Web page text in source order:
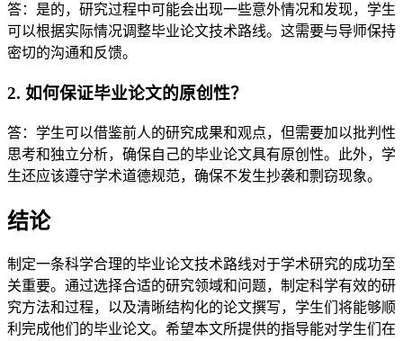
答：是的，研究过程中可能会出现一些意外情况和发现，学生
可以根据实际情况调整毕业论文技术路线。这需要与导师保持
密切的沟通和反馈。
2. 如何保证毕业论文的原创性？
答：学生可以借鉴前人的研究成果和观点，但需要加以批判性
思考和独立分析，确保自己的毕业论文具有原创性。此外，学
生还应该遵守学术道德规范，确保不发生抄袭和剽窃现象。
结论
制定一条科学合理的毕业论文技术路线对于学术研究的成功至
关重要。通过选择合适的研究领域和问题，制定科学有效的研
究方法和过程，以及清晰结构化的论文撰写，学生们将能够顺
利完成他们的毕业论文。希望本文所提供的指导能对学生们在